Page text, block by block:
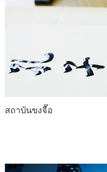
สถาบันขงจื๊อ